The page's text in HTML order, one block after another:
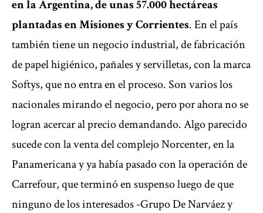
en la Argentina, de unas 57.000 hectáreas
plantadas en Misiones y Corrientes. En el país
también tiene un negocio industrial, de fabricación
de papel higiénico, pañales y servilletas, con la marca
Softys, que no entra en el proceso. Son varios los
nacionales mirando el negocio, pero por ahora no se
logran acercar al precio demandando. Algo parecido
sucede con la venta del complejo Norcenter, en la
Panamericana y ya había pasado con la operación de
Carrefour, que terminó en suspenso luego de que
ninguno de los interesados -Grupo De Narváez y